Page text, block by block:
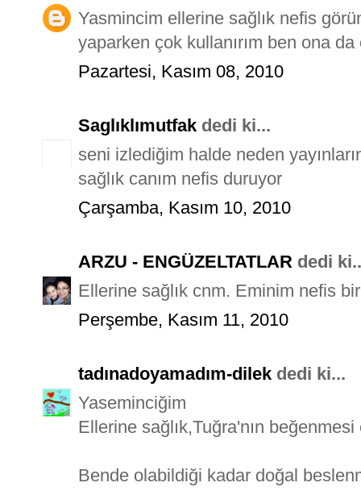
Yasmincim ellerine sağlık nefis
yaparken çok kullanırım ben ona
Pazartesi, Kasım 08, 2010
Saglıklımutfak dedi ki...
seni izlediğim halde neden
sağlık canım nefis duruyor
Çarşamba, Kasım 10, 2010
ARZU - ENGÜZELTATLAR dedi
Ellerine sağlık cnm. Eminim nefis
Perşembe, Kasım 11, 2010
tadınadoyamadım-dilek dedi ki...
Yaseminciğim
Ellerine sağlık,Tuğra'nın beğenmesi
Bende olabildiği kadar doğal